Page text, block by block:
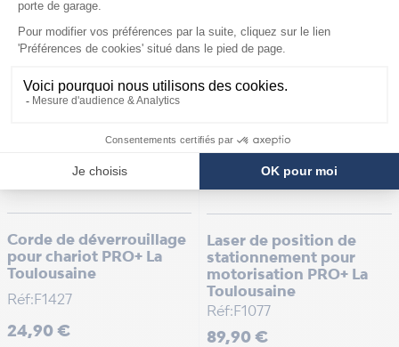
Corde de déverrouillage
pour chariot PRO+ La
Toulousaine
Réf:F1427
Prix
24,90 €
Laser de position de
stationnement pour
motorisation PRO+ La
Toulousaine
Réf:F1077
Prix
89,90 €